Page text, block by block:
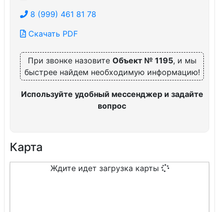
8 (999) 461 81 78
Скачать PDF
При звонке назовите Объект № 1195, и мы
быстрее найдем необходимую информацию!
Используйте удобный мессенджер и задайте
вопрос
Карта
Ждите идет загрузка карты